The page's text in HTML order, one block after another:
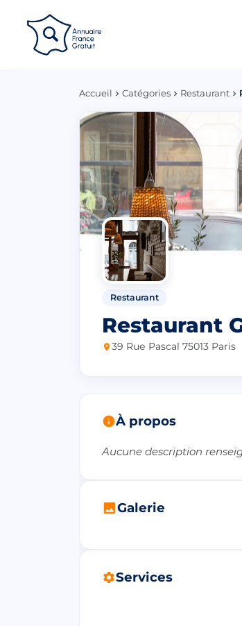
Accueil Catégories Restaurant
Restaurant
Restaurant
39 Rue Pascal 75013 Paris
À propos
Aucune description
Galerie
Services